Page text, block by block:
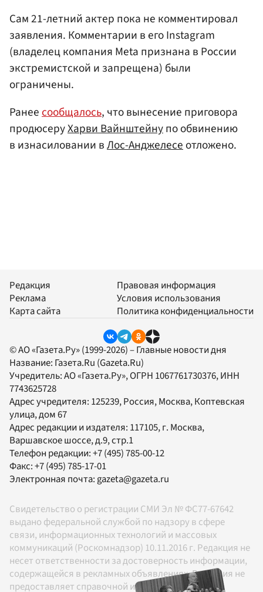
Сам 21-летний актер пока не комментировал
заявления. Комментарии в его Instagram
(владелец компания Meta признана в России
экстремистской и запрещена) были
ограничены.
Ранеесообщалось, что вынесение приговора
продюсеруХарви Вайнштейнупо обвинению
в изнасиловании вЛос-Анджелесеотложено.
Редакция
Реклама
Карта сайта
Правовая информация
Условия использования
Политика конфиденциальности
© АО «Газета.Ру» (1999-2026) – Главные новости дня
Название: Газета.Ru (Gazeta.Ru)
Учредитель:АО «Газета.Ру», ОГРН 1067761730376, ИНН
7743625728
Адрес учредителя: 125239, Россия, Москва, Коптевская
улица, дом 67
Адрес редакции и издателя: 117105, г. Москва,
Варшавское шоссе, д.9, стр.1
Телефон редакции:+7 (495) 785-00-12
Факс:+7 (495) 785-17-01
Электронная почта:gazeta@gazeta.ru
Свидетельство о регистрации СМИ Эл № ФС77-67642
выдано федеральной службой по надзору в сфере
связи, информационных технологий и массовых
коммуникаций (Роскомнадзор) 10.11.2016 г. Редакция не
несет ответственности за достоверность информации,
содержащейся в рекламных объявлениях. Редакция не
предоставляет справочной информации.